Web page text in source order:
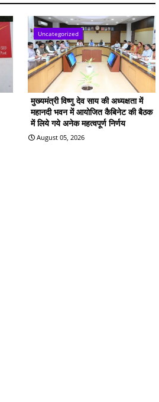
Uncategorized
मुख्यमंत्री विष्णु देव साय की अध्यक्षता में
महानदी भवन में आयोजित कैबिनेट की बैठक
में लिये गये अनेक महत्वपूर्ण निर्णय
August 05, 2026